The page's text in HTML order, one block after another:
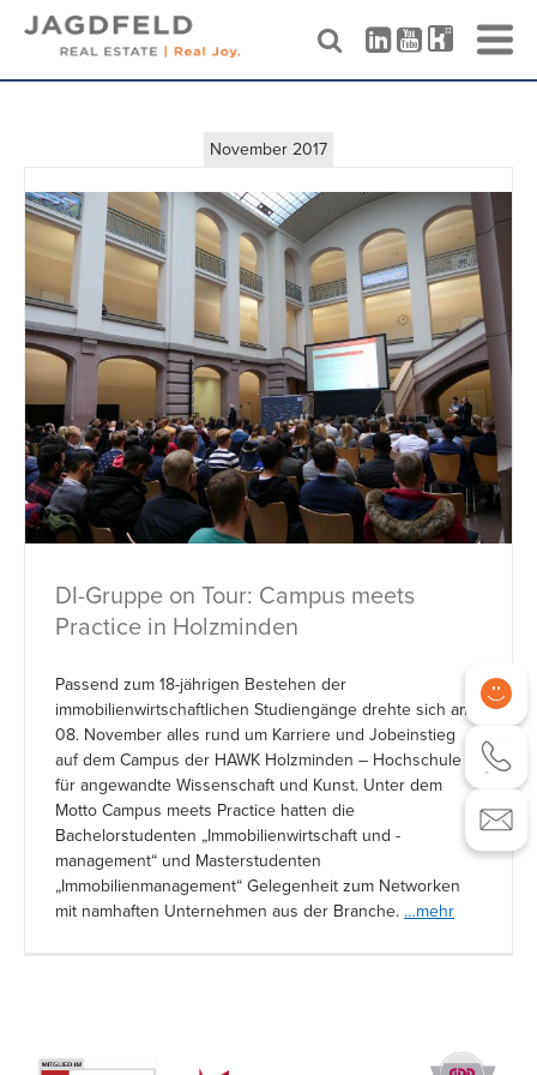
Skip
November 2017
DI-Gruppe on Tour: Campus meets
Practice in Holzminden
Passend zum 18-jährigen Bestehen der
immobilienwirtschaftlichen Studiengänge drehte sich am
08. November alles rund um Karriere und Jobeinstieg
auf dem Campus der HAWK Holzminden – Hochschule
für angewandte Wissenschaft und Kunst. Unter dem
Motto Campus meets Practice hatten die
Bachelorstudenten „Immobilienwirtschaft und -
management“ und Masterstudenten
„Immobilienmanagement“ Gelegenheit zum Networken
mit namhaften Unternehmen aus der Branche. …mehr